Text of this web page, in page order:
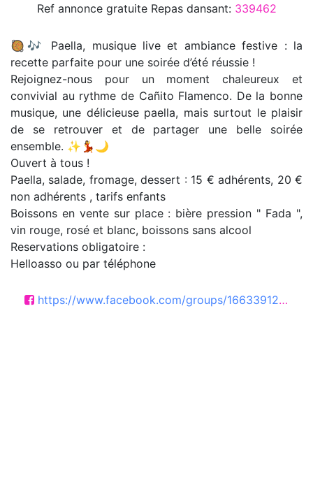
Ref annoncegratuite Repas dansant: 339462
🥘🎶 Paella, musique live et ambiance festive : la
recette parfaite pour une soirée d’été réussie !
Rejoignez-nous pour un moment chaleureux et
convivial au rythme de Cañito Flamenco. De la bonne
musique, une délicieuse paella, mais surtout le plaisir
de se retrouver et de partager une belle soirée
ensemble. ✨💃🌙
Ouvert à tous !
Paella, salade, fromage, dessert : 15 € adhérents, 20 €
non adhérents , tarifs enfants
Boissons en vente sur place : bière pression " Fada ",
vin rouge, rosé et blanc, boissons sans alcool
Reservations obligatoire :
Helloasso ou par téléphone
https://www.facebook.com/groups/166339127249410